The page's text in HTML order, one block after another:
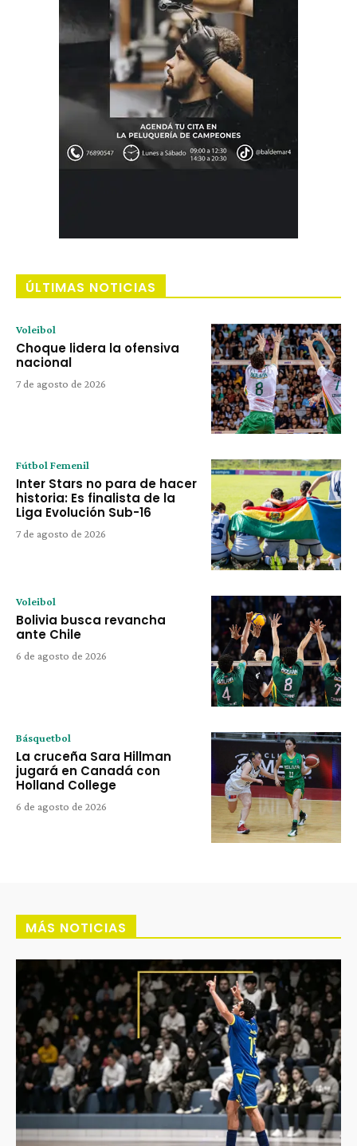
ÚLTIMAS NOTICIAS
Voleibol
Choque lidera la ofensiva
nacional
7 de agosto de 2026
Fútbol Femenil
Inter Stars no para de hacer
historia: Es finalista de la
Liga Evolución Sub-16
7 de agosto de 2026
Voleibol
Bolivia busca revancha
ante Chile
6 de agosto de 2026
Básquetbol
La cruceña Sara Hillman
jugará en Canadá con
Holland College
6 de agosto de 2026
MÁS NOTICIAS